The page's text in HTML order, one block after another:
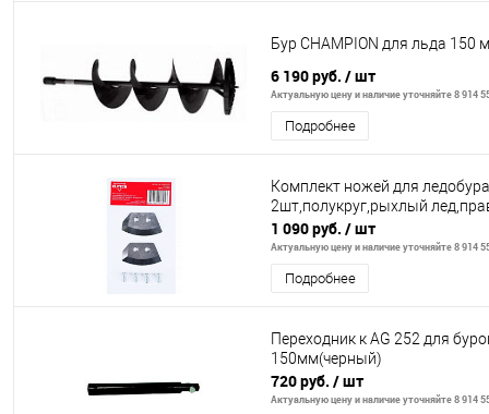
Бур CHAMPION для льда 150
6 190 руб. / шт
Актуальную цену и наличие уточняйте 8 914
Подробнее
Комплект ножей для ледобура
2шт,полукруг,рыхлый
1 090 руб. / шт
Актуальную цену и наличие уточняйте 8 914
Подробнее
Переходник к AG 252 для
150мм(черный)
720 руб. / шт
Актуальную цену и наличие уточняйте 8 914